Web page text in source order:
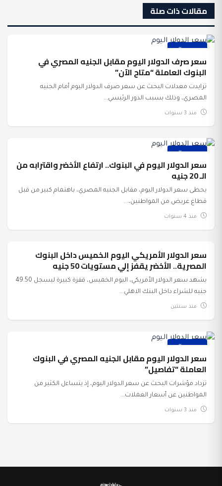
مقالات ذات صلة
عرب وعالم
سعر صرف الدولار اليوم مقابل الجنيه المصري في
البنوك العاملة “متاح الآن”
تزايدت معدلات البحث عن سعر صرف الدولار اليوم أمام الجنيه
المصري، وذلك بسبب الدور الرئيسي...
منذ 3 سنوات
عرب وعالم
سعر الدولار اليوم في البنوك.. ارتفاع الأخضر واقترابه من
الـ 20 جنيه
يحظى سعر الدولار اليوم، مقابل الجنيه المصري، باهتمام كبير من قبل
قطاع عريض من المواطنين،...
منذ 4 سنوات
عرب وعالم
سعر الدولار الأمريكي اليوم الخميس داخل البنوك
المصرية.. الأخضر يقفز إلي مستويات 50 جنيه
يشهد سعر الدولار الأمريكي، اليوم الخميس، قفزة كبيرة ليسجل 49.50
جنيه للشراء داخل البنك الاهلي...
منذ سنتين
عرب وعالم
سعر الدولار اليوم مقابل الجنيه المصري في البنوك
العاملة “تفاصيل”
تزداد مؤشرات البحث عن سعر الدولار اليوم، إذ يتساءل الكثير من
المواطنين عن أسعار العملات...
منذ 3 سنوات